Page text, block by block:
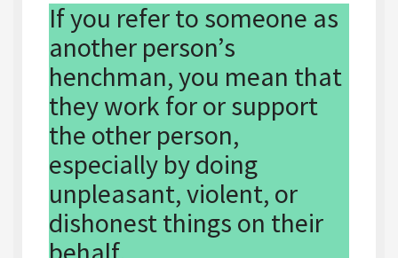
If you refer to someone as
another person’s
henchman, you mean that
they work for or support
the other person,
especially by doing
unpleasant, violent, or
dishonest things on their